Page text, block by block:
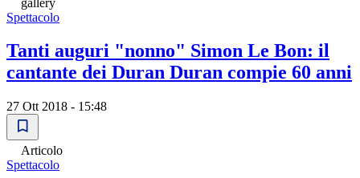
Spettacolo
Tanti auguri "nonno" Simon Le Bon: il
cantante dei Duran Duran compie 60 anni
27 Ott 2018 - 15:48
Articolo
Spettacolo